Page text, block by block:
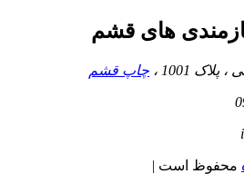
های قشم
1001 ، چاپ قشم
محفوظ است |